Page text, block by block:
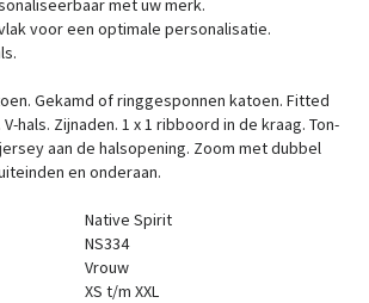
met uw merk.
voor een optimale personalisatie.
Gekamd of ringgesponnen katoen. Fitted
hals. Zijnaden. 1 x 1 ribboord in de kraag. Ton-
aan de halsopening. Zoom met dubbel
en onderaan.
Native Spirit
NS334
Vrouw
XS t/m XXL